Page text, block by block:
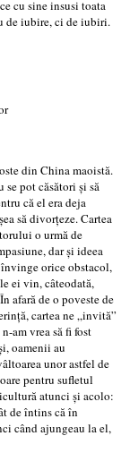
cu sine insusi toata
de iubire, ci de iubiri.
din China maoistă.
pot căsători şi să
că el era deja
să divorţeze. Cartea
o urmă de
dar şi ideea
orice obstacol,
ei vin, câteodată,
afară de o poveste de
cartea ne „invită”
am vrea să fi fost
oamenii au
unor astfel de
pentru sufletul
atunci şi acolo:
de întins că în
când ajungeau la el,